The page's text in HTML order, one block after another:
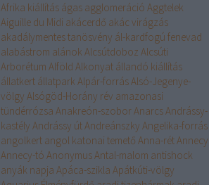
Afrika kiállítás ágas agglomeráció Aggtelek
Aiguille du Midi akácerdő akác virágzás
akadálymentes tanösvény ál-kardfogú fenevad
alabástrom alánok Alcsútdoboz Alcsúti
Arborétum Alföld Alkonyat állandó kiállítás
állatkert állatpark Alpár-forrásAlsó-Jegenye-
völgy Alsógöd-Horány rév amazonasi
tündérrózsa Anakreón-szoborAnarcsAndrássy-
kastély Andrássy útAndreánszky Angelika-forrás
angolkert angol katonai temető Anna-rétAnnecy
Annecy-tó AnonymusAntal-malom antishock
anyák napja Apáca-szikla Apátkúti-völgy